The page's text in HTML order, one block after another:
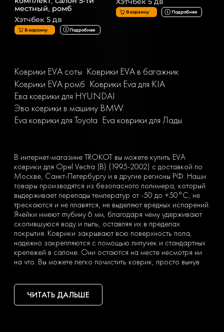
местный, ромб
Хэтчбек 5 дв
В корзину Подробнее
В корзину Подробнее
Коврики EVA соты Коврики EVA в багажник
Коврики EVA ромб Коврики Eva для KIA
Ева коврики для HYUNDAI
Эво коврики в машину BMW
Eva коврики для Toyota Eva коврики для Лады
В интернет-магазине TROKOT вы можете купить EVA
коврики для Opel Vectra (B) (1995-2002) с доставкой по
Москве, Санкт-Петербургу и в другие регионы РФ. Наши
товары производятся из безопасного полимера, который
выдерживает перепады температур от -50 до +50°С, не
трескаются и не плавятся, не выделяют вредных испарений.
Ячейки имеют глубину 6 мм, благодаря чему удерживают
скопившуюся воду и пыль, оставляя их в пределах
покрытия. Коврики закрывают всю поверхность пола,
надежно закрепляются с помощью липучек и стандартных
крепежей в салоне. Они остаются на месте несмотря ни
на что. Вы можете легко почистить коврик, просто вынув
дворового шланга.
Тип ячеек вы выбираете сами с учетом ваших личных
ЧИТАТЬ ДАЛЬШЕ